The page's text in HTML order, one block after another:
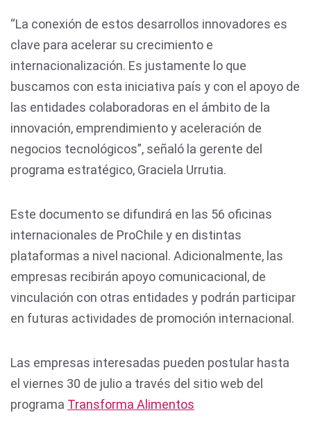
“La conexión de estos desarrollos innovadores es
clave para acelerar su crecimiento e
internacionalización. Es justamente lo que
buscamos con esta iniciativa país y con el apoyo de
las entidades colaboradoras en el ámbito de la
innovación, emprendimiento y aceleración de
negocios tecnológicos”, señaló la gerente del
programa estratégico, Graciela Urrutia.
Este documento se difundirá en las 56 oficinas
internacionales de ProChile y en distintas
plataformas a nivel nacional. Adicionalmente, las
empresas recibirán apoyo comunicacional, de
vinculación con otras entidades y podrán participar
en futuras actividades de promoción internacional.
Las empresas interesadas pueden postular hasta
el viernes 30 de julio a través del sitio web del
programa Transforma Alimentos